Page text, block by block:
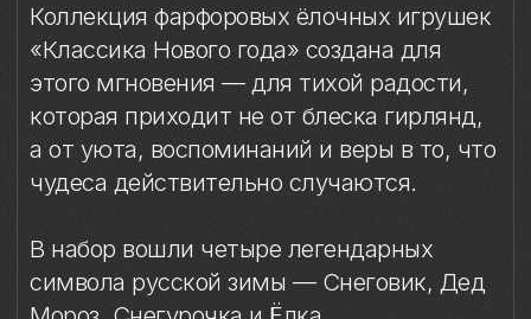
Каждая игрушка выполнена вручную
из тонкого фарфора и расписана
в технике надглазурной живописи
с использованием глянцевого золота.
Эти миниатюры не просто украсят ель —
они принесут в дом свет, тепло
и ту особую атмосферу старинного
ожидание и счастье живут рядом.
Материал: фарфор
Техника: ручное литье, надглазурная